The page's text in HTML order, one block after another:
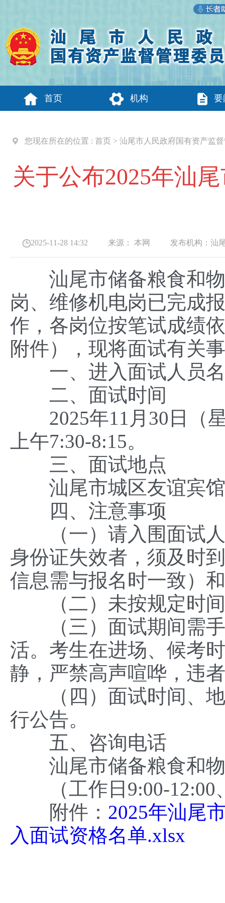
首页 机构 要
您现在所在的位置 : 首页 > 汕尾市人民政府国有资产监
关于公布2025年汕
2025-11-28 14:32 来源： 本网 发布机构： 汕
汕尾市储备粮食和物
岗、维修机电岗已完成
作，各岗位按笔试成绩
附件），现将面试有关
一、进入面试人员名
二、面试时间
2025年11月30日（星
上午7:30-8:15。
三、面试地点
汕尾市城区友谊宾馆
四、注意事项
（一）请入围面试人
身份证失效者，须及时
信息需与报名时一致）
（二）未按规定时间
（三）面试期间需手
活。考生在进场、候考
静，严禁高声喧哗，违
（四）面试时间、地
行公告。
五、咨询电话
汕尾市储备粮食和物
（工作日9:00-12:00
附件： 2025年汕尾
入面试资格名单.xlsx